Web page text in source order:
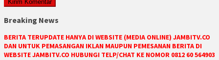
Breaking News
BERITA TERUPDATE HANYA DI WEBSITE (MEDIA ONLINE) JAMBITV.CO
DAN UNTUK PEMASANGAN IKLAN MAUPUN PEMESANAN BERITA DI
WEBSITE JAMBITV.CO HUBUNGI TELP/CHAT KE NOMOR 0812 60 564903